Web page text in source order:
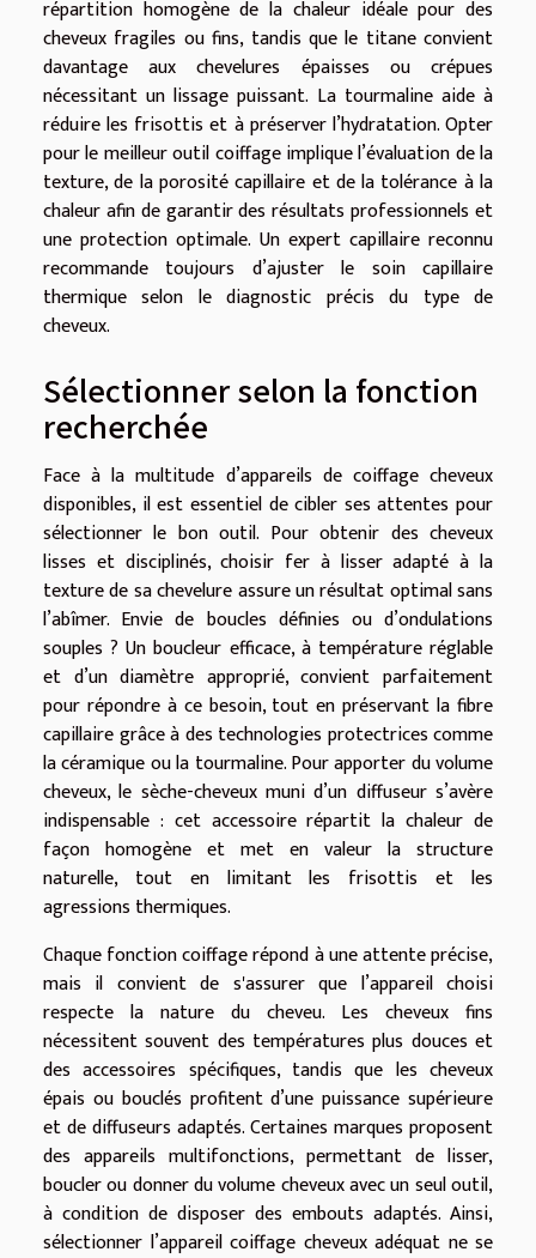
répartition homogène de la chaleur idéale pour des
cheveux fragiles ou fins, tandis que le titane convient
davantage aux chevelures épaisses ou crépues
nécessitant un lissage puissant. La tourmaline aide à
réduire les frisottis et à préserver l’hydratation. Opter
pour le meilleur outil coiffage implique l’évaluation de la
texture, de la porosité capillaire et de la tolérance à la
chaleur afin de garantir des résultats professionnels et
une protection optimale. Un expert capillaire reconnu
recommande toujours d’ajuster le soin capillaire
thermique selon le diagnostic précis du type de
cheveux.
Sélectionner selon la fonction
recherchée
Face à la multitude d’appareils de coiffage cheveux
disponibles, il est essentiel de cibler ses attentes pour
sélectionner le bon outil. Pour obtenir des cheveux
lisses et disciplinés, choisir fer à lisser adapté à la
texture de sa chevelure assure un résultat optimal sans
l’abîmer. Envie de boucles définies ou d’ondulations
souples ? Un boucleur efficace, à température réglable
et d’un diamètre approprié, convient parfaitement
pour répondre à ce besoin, tout en préservant la fibre
capillaire grâce à des technologies protectrices comme
la céramique ou la tourmaline. Pour apporter du volume
cheveux, le sèche-cheveux muni d’un diffuseur s’avère
indispensable : cet accessoire répartit la chaleur de
façon homogène et met en valeur la structure
naturelle, tout en limitant les frisottis et les
agressions thermiques.
Chaque fonction coiffage répond à une attente précise,
mais il convient de s'assurer que l’appareil choisi
respecte la nature du cheveu. Les cheveux fins
nécessitent souvent des températures plus douces et
des accessoires spécifiques, tandis que les cheveux
épais ou bouclés profitent d’une puissance supérieure
et de diffuseurs adaptés. Certaines marques proposent
des appareils multifonctions, permettant de lisser,
boucler ou donner du volume cheveux avec un seul outil,
à condition de disposer des embouts adaptés. Ainsi,
sélectionner l’appareil coiffage cheveux adéquat ne se